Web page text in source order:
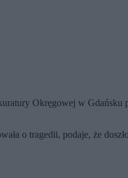
Okręgowej w Gdańsku
o tragedii, podaje, że